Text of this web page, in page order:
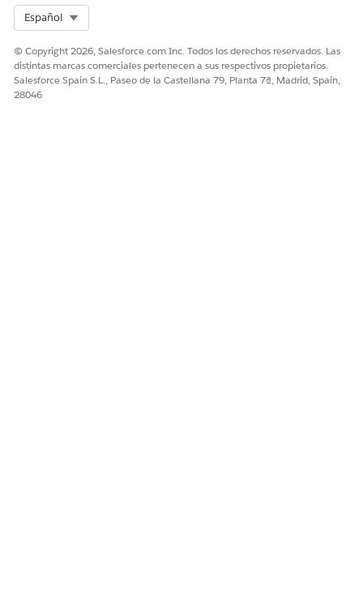
Español
© Copyright 2026, Salesforce.com Inc. Todos los derechos reservados. Las
distintas marcas comerciales pertenecen a sus respectivos propietarios.
Salesforce Spain S.L., Paseo de la Castellana 79, Planta 7ª, Madrid, Spain,
28046